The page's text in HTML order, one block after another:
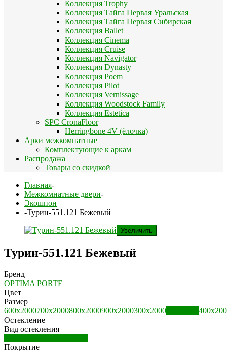
Коллекция Trophy
Коллекция Тайга Первая Уральская
Коллекция Тайга Первая Сибирская
Коллекция Ballet
Коллекция Cinema
Коллекция Cruise
Коллекция Navigator
Коллекция Dynasty
Коллекция Poem
Коллекция Pilot
Коллекция Vernissage
Коллекция Woodstock Family
Коллекция Estetica
SPC CronaFloor
Herringbone 4V (ёлочка)
Арки межкомнатные
Комплектующие к аркам
Распродажа
Товары со скидкой
Главная-
Межкомнатные двери-
Экошпон
-Турин-551.121 Бежевый
Увеличить
Турин-551.121 Бежевый
Бренд
OPTIMA PORTE
Цвет
Размер
600х2000700х2000800х2000900х2000300х2000
Остекление
Вид остекления
Покрытие